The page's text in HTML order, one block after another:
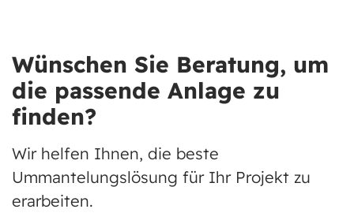
Wünschen Sie Beratung, um
die passende Anlage zu
finden?
Wir helfen Ihnen, die beste
Ummantelungslösung für Ihr Projekt zu
erarbeiten.